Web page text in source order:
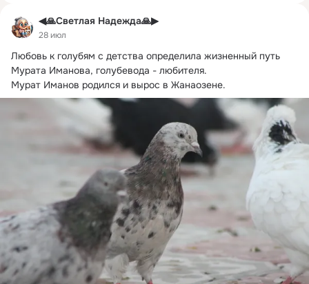
◀🙏Светлая Надежда🙏▶
28 июл
Любовь к голубям с детства определила жизненный путь
Мурата Иманова, голубевода - любителя.
Мурат Иманов родился и вырос в Жанаозене.